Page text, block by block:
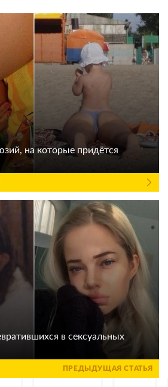
на которые придётся
в сексуальных
ПРЕДЫДУЩАЯ СТАТЬЯ